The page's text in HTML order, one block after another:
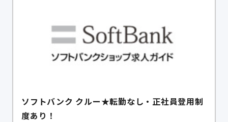
ソフトバンク クルー★転勤なし・正社員登用制
度あり！